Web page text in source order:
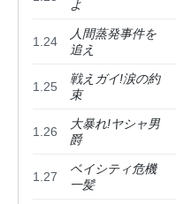
よ
1.24
人間蒸発事件を
追え
1.25
戦えガイ!涙の約
束
1.26
大暴れ!ヤシャ男
爵
1.27
ベイシティ危機
一髪